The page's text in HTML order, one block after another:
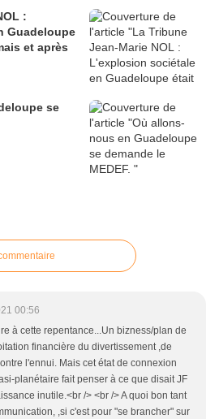
:
Guadeloupe
et après
se
00:56
à cette repentance...Un bizness/plan de
financière du divertissement ,de
l'ennui. Mais cet état de connexion
planétaire fait penser à ce que disait JF
inutile.<br /> <br /> A quoi bon tant
,si c'est pour "se brancher" sur